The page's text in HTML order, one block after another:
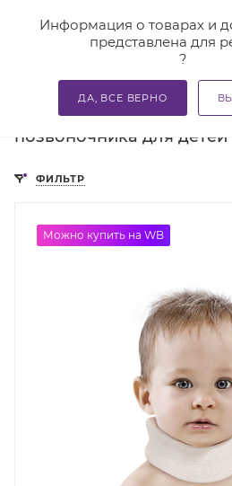
Информация о товарах и
представлена для
?
ДА, ВСЕ ВЕРНО
Главная — Каталог — Бандажи
Бандажи для шейного
позвоночника для детей
ФИЛЬТР
Можно купить на WB